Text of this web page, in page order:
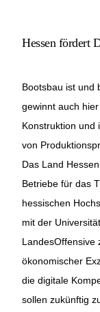
Hessen fördert
Bootsbau ist und
gewinnt auch
Konstruktion und
von
Das Land
Betriebe für das
hessischen
mit der
LandesOffensive
ökonomischer
die digitale
sollen zukünftig